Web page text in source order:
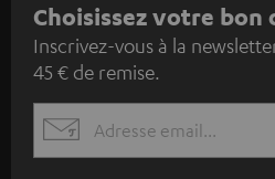
I
n
s
c
r
Choisissez votre bon
Inscrivez-vous à la
45 € de remise.
EMAIL